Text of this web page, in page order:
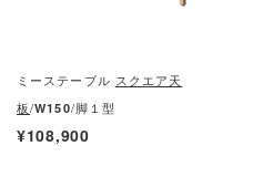
ミーステーブル スクエア天
板/W150/脚１型
¥108,900